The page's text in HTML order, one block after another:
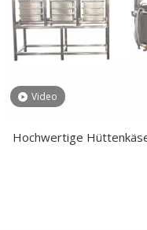
Video
Hochwertige